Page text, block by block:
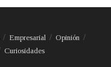
Empresarial
Opinión
Curiosidades